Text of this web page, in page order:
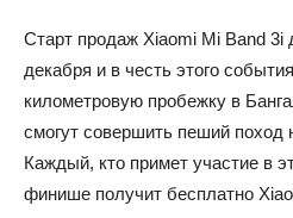
Старт продаж Xiaomi Mi Band 3i
декабря и в честь этого
километровую пробежку в
смогут совершить пеший поход
Каждый, кто примет участие в
финише получит бесплатно